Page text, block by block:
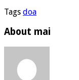
Tags doa
About mai